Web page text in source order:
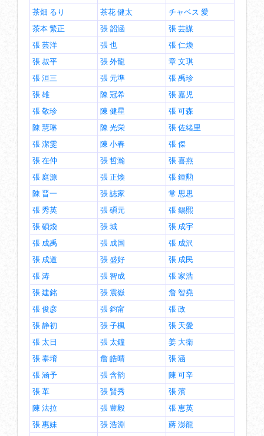
茶畑 るり
茶花 健太
チャベス 愛
茶本 繁正
張 韶涵
張 芸謀
張 芸洋
張 也
張 仁煥
張 叔平
張 外龍
章 文琪
張 洹三
張 元準
張 禹珍
張 雄
陳 冠希
張 嘉児
張 敬珍
陳 健星
張 可森
陳 慧琳
陳 光栄
張 佐緒里
張 潔雯
陳 小春
張 傑
張 在仲
張 哲瀚
張 喜燕
張 庭源
張 正煥
張 鍾勲
陳 晋一
張 誌家
常 思思
張 秀英
張 碩元
張 錫熙
張 碩煥
張 城
張 成宇
張 成禹
張 成国
張 成沢
張 成道
張 盛好
張 成民
張 涛
張 智成
張 家浩
張 建銘
張 震嶽
詹 智堯
張 俊彦
張 鈞甯
張 政
張 静初
張 子楓
張 天愛
張 太日
張 太鐘
姜 大衛
張 泰堉
詹 皓晴
張 涵
張 涵予
張 含韵
陳 可辛
張 革
張 賢秀
張 濱
陳 法拉
張 豊毅
張 恵英
張 惠妹
張 浩淵
蔣 澎龍